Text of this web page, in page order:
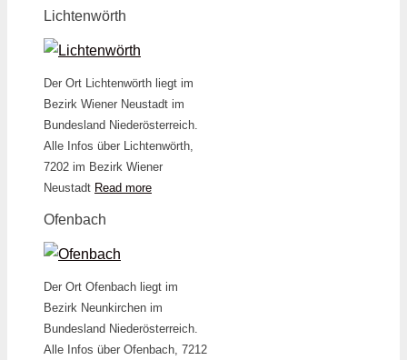
Lichtenwörth
Der Ort Lichtenwörth liegt im
Bezirk Wiener Neustadt im
Bundesland Niederösterreich.
Alle Infos über Lichtenwörth,
7202 im Bezirk Wiener
Neustadt Read more
Ofenbach
Der Ort Ofenbach liegt im
Bezirk Neunkirchen im
Bundesland Niederösterreich.
Alle Infos über Ofenbach, 7212